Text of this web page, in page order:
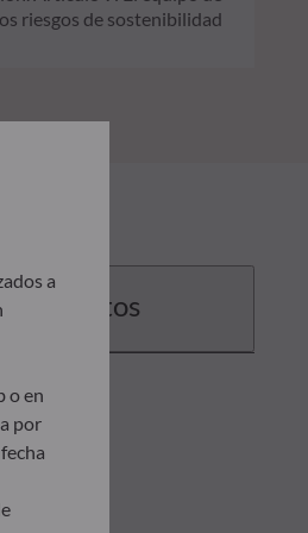
riesgos de sostenibilidad
a
o en
por